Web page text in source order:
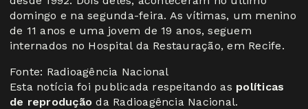
domingo e na segunda-feira. As vítimas, um menino
de 11 anos e uma jovem de 19 anos, seguem
internados no Hospital da Restauração, em Recife.
Fonte: Radioagência Nacional
Esta notícia foi publicada respeitando as políticas
de reprodução da Radioagência Nacional.